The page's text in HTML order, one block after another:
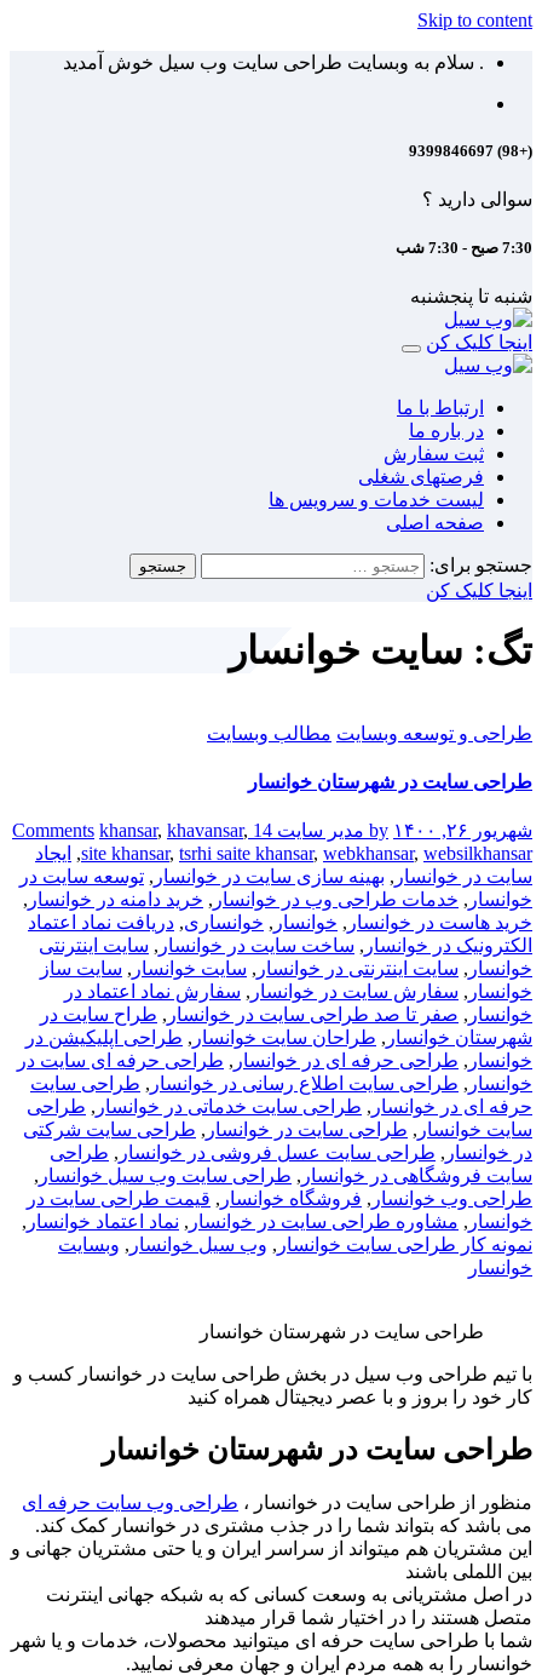
Skip to content
. سلام به وبسایت طراحی سایت وب سیل خوش آمدید
(+98) 9399846697
سوالی دارید ؟
7:30 صبح - 7:30 شب
شنبه تا پنجشنبه
اینجا کلیک کن
ارتباط با ما
در باره ما
ثبت سفارش
فرصتهای شغلی
لیست خدمات و سرویس ها
صفحه اصلی
جستجو برای:
اینجا کلیک کن
تگ: سایت خوانسار
طراحی و توسعه وبسایت مطالب وبسایت
طراحی سایت در شهرستان خوانسار
شهریور ۲۶, ۱۴۰۰ by مدیر سایت 14 Comments
khansar, khavansar,
site khansar, tsrhi saite khansar, webkhansar, websilkhansar
, ایجاد
سایت در خوانسار , بهینه سازی سایت در خوانسار , توسعه سایت در
خوانسار , خدمات طراحی وب در خوانسار , خرید دامنه در خوانسار ,
خرید هاست در خوانسار , خوانسار , خوانساری, دریافت نماد اعتماد
الکترونیک در خوانسار , ساخت سایت در خوانسار , سایت اینترنتی
خوانسار , سایت اینترنتی در خوانسار , سایت خوانسار , سایت ساز
خوانسار , سفارش سایت در خوانسار , سفارش نماد اعتماد در
خوانسار , صفر تا صد طراحی سایت در خوانسار , طراح سایت در
شهرستان خوانسار , طراحان سایت خوانسار , طراحی اپلیکیشن در
خوانسار , طراحی حرفه ای در خوانسار , طراحی حرفه ای سایت در
خوانسار , طراحی سایت اطلاع رسانی در خوانسار , طراحی سایت
حرفه ای در خوانسار , طراحی سایت خدماتی در خوانسار , طراحی
سایت خوانسار , طراحی سایت در خوانسار , طراحی سایت شرکتی
در خوانسار , طراحی سایت عسل فروشی در خوانسار , طراحی
سایت فروشگاهی در خوانسار , طراحی سایت وب سیل خوانسار ,
طراحی وب خوانسار , فروشگاه خوانسار , قیمت طراحی سایت در
خوانسار , مشاوره طراحی سایت در خوانسار , نماد اعتماد خوانسار ,
نمونه کار طراحی سایت خوانسار , وب سیل خوانسار , وبسایت
خوانسار
طراحی سایت در شهرستان خوانسار
با تیم طراحی وب سیل در بخش طراحی سایت در خوانسار کسب و
کار خود را بروز و با عصر دیجیتال همراه کنید
طراحی سایت در شهرستان خوانسار
منظور از طراحی سایت در خوانسار ، طراحی وب سایت حرفه ای
می باشد که بتواند شما را در جذب مشتری در خوانسار کمک کند.
این مشتریان هم میتواند از سراسر ایران و یا حتی مشتریان جهانی و
بین اللملی باشند
در اصل مشتریانی به وسعت کسانی که به شبکه جهانی اینترنت
متصل هستند را در اختیار شما قرار میدهند
شما با طراحی سایت حرفه ای میتوانید محصولات، خدمات و یا شهر
خوانسار را به همه مردم ایران و جهان معرفی نمایید.